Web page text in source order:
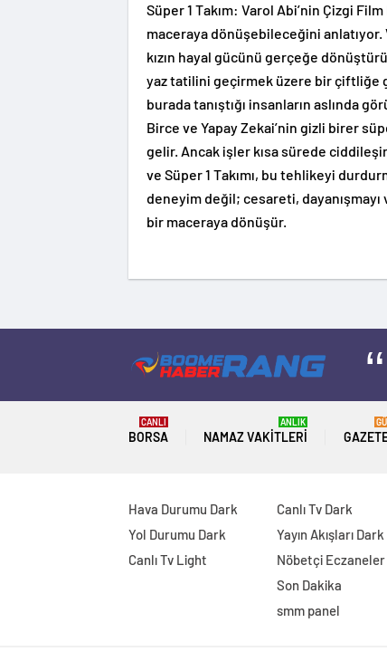
Süper 1 Takım: Varol Abi’nin Çizgi
maceraya dönüşebileceğini
kızın hayal gücünü gerçeğe
yaz tatilini geçirmek üzere bir çiftliğe
burada tanıştığı insanların aslında
Birce ve Yapay Zekai’nin gizli birer
gelir. Ancak işler kısa sürede
ve Süper 1 Takımı, bu tehlikeyi
deneyim değil; cesareti,
bir maceraya dönüşür.
BORSA
CANLI
NAMAZ VAKITLERI
ANLIK
Hava Durumu Dark
Yol Durumu Dark
Canlı Tv Light
Canlı Tv Dark
Yayın Akışları Dark
Nöbetçi Eczaneler
Son Dakika
smm panel